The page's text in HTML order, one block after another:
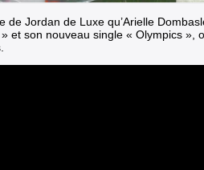
de Jordan de Luxe qu’Arielle
et son nouveau single « Olympics »,